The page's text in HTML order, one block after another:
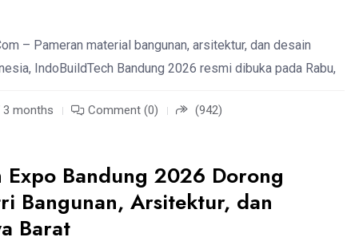
– Pameran material bangunan, arsitektur, dan desain
IndoBuildTech Bandung 2026 resmi dibuka pada Rabu,
3 months Comment (0) (942)
Expo Bandung 2026 Dorong
Bangunan, Arsitektur, dan
Barat